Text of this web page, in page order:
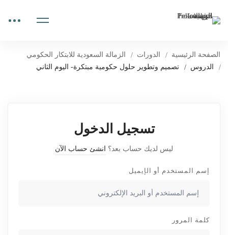
الصفحة الرئيسية الدورات
الزمالة السعودية للابتكار الحكومي
الدروس
تصميم وتطوير حلول حكومية مبتكرة- اليوم الثاني
تسجيل الدخول
ليس لديك حساب بعد؟ انشئ حساب الآن
إسم المستخدم أو الإيميل
كلمة المرور